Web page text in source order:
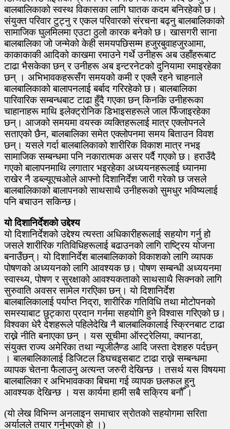
बालबालिकाको स्वस्थ विकासका लागि घातक कदम बनिरहेको छ।
संयुक्त परिवार टुट्नु र एकल परिवारको संरचना बढ्नु बालबालिकाको
सामाजिक घुलमिलमा एउटा ठुलो कारक बनेको छ। खासगरी साना
बालबालिका जो जन्मेको केही समयपछिसम्म हजुरबुवाहजुरआमा,
काकाकाकी आदिको काखमा रमाउने गर्थे उनीहरू अब उहाँहरूबाट
टाढा भैसकेका छन् र उनीहरू अब इन्टरनेटको दुनियामा रमाइरहेका
छन् । अभिभावकहरूसँग समयको कमी र एक्लै रहने चाहनाले
बालबालिकाको बालापनलाई बर्बाद गरिरहेको छ। बालबालिका
पारिवारिक सम्बन्धबाट टाढा हुँदै गएका छन् किनकि उनीहरूका
चाहानाहरू माथि इलेक्ट्रोनिक डिभाइसहरूले जाल फिँजाइरहेका
छन्। आजको समयमा वयस्क व्यक्तिहरूलाई मात्र एक्लोपनले
सताएको छैन, बालबालिका समेत एक्लोपनमा समय बिताउन विवश
छन्। यसले गर्दा बालबालिकाको शारीरिक विकाश मात्र नभइ
सामाजिक सम्बन्धमा पनि नकारात्मक असर पर्दै गएको छ। हराउँदै
गएको बालापनमाथि लगातार भइरहेका अध्ययनहरूलाई ध्यानमा
राखेर नै डब्ल्यूएचओले आफ्नो दिशानिर्देश जारी गरेको छ जसले
बालबालिकाको बालापनको साथसाथै उनीहरूको सुमधुर भविष्यलाई
पनि बचाउन सकिन्छ।
यो दिशानिर्देशको उद्देश्य
यो दिशानिर्देशको उद्देश्य त्यस्ता अधिकारीहरूलाई सहयोग गर्नु हो
जसले शारीरिक गतिविधिहरूलाई बढाउनको लागि राष्ट्रिय योजना
बनाउँछन्। यो दिशानिर्देश बालबालिकाको विकाशको लागि व्यापक
पोषणको अध्ययनको लागि आवश्यक छ। पोषण सम्बन्धी अध्ययनमा
स्वास्थ्य, पोषण र सुरक्षाको आवश्यकताको साथसाथै सिक्नको लागि
सुरुवाति अवसर सामेल गरएिका छन्। यो दिशानिर्देश
बालबालिकालाई पर्याप्त निद्रा, शारीरिक गतिविधि तथा मोटोपनको
समस्याबाट छुट्कारा प्रदान गर्नमा सहयोगि हुने विश्वास गरिएको छ।
विश्वका धेरै देशहरूले पहिलेदेखि नै बालबालिकालाई स्क्रिनबाट टाढा
राख्ने नीति बनाएका छन् । यस सूचीमा ऑस्ट्रेलिया, क्यानडा,
संयुक्त राज्य अमेरिका तथा न्यूजीलैण्ड आदि जस्ता देशहरु पर्दछन्
। बालबालिकालाई डिजिटल डिघचइसबाट टाढा राख्ने सम्बन्धमा
व्यापक चेतना फैलाउनु अत्यन्त जरुरी देखिन्छ । तसर्थ यस विषयमा
बालबालिका र अभिभावकका बिचमा गई व्यापक छलफल हुनु
आवश्यक देखिन्छ । यस कार्यमा हामी सबै सक्रिय बनौँ ।
(याे लेख विभिन्न अनलाइन समाचार स्राेतकाे सहयाेगमा सरिता
अर्यालले तयार गर्नुभएकाे हाे ।)